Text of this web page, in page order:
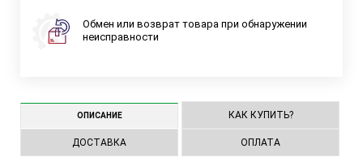
Обмен или возврат товара при обнаружении
неисправности
ОПИСАНИЕ КАК КУПИТЬ?
ДОСТАВКА ОПЛАТА